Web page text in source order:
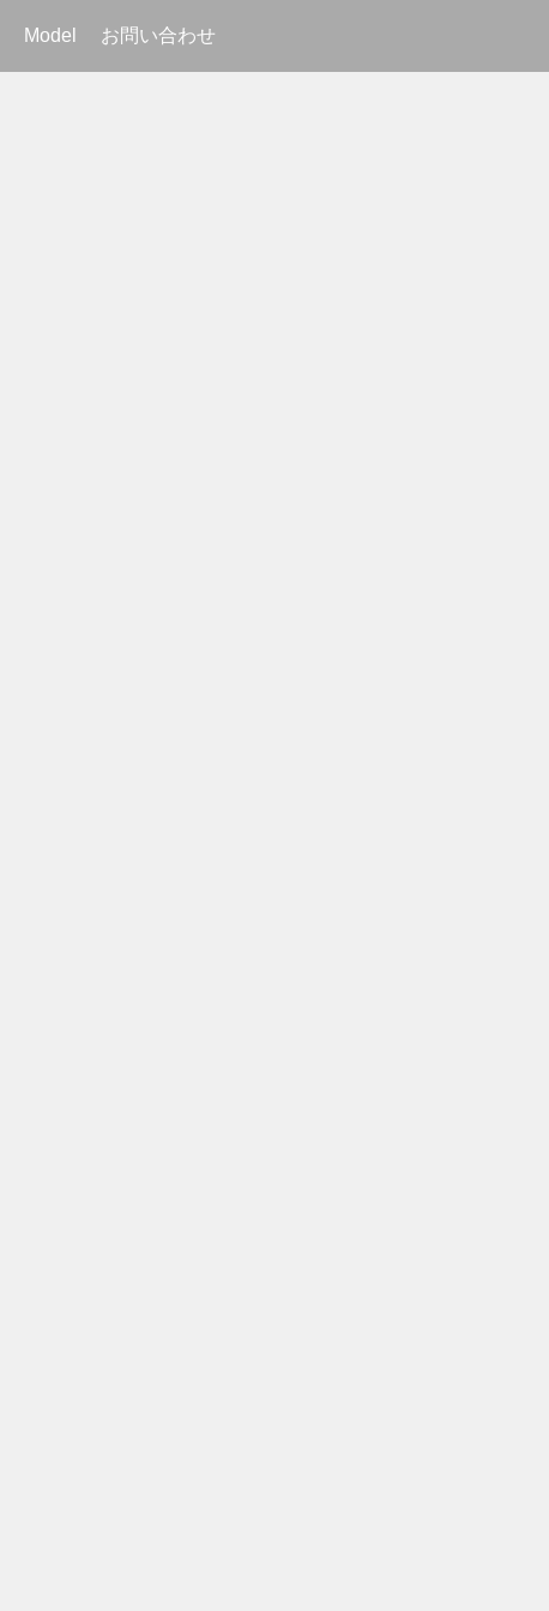
Model お問い合わせ